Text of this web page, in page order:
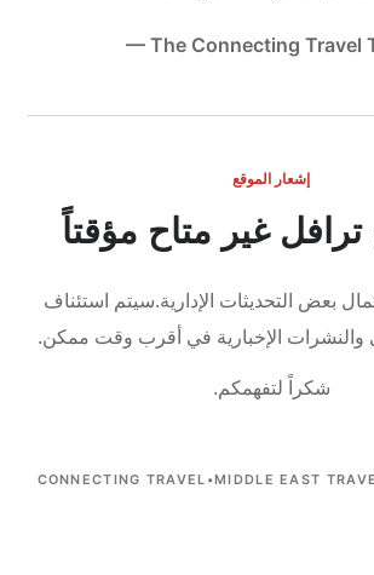
— The Connecting Travel
إشعار الموقع
ترافل غير متاح مؤقتاً
بعض التحديثات الإدارية.سيتم استئناف
والنشرات الإخبارية في أقرب وقت ممكن.
شكراً لتفهمكم.
CONNECTING TRAVEL •MIDDLE EAST